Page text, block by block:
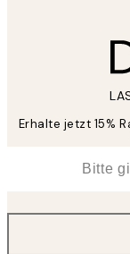
Erhalte jetzt 15%